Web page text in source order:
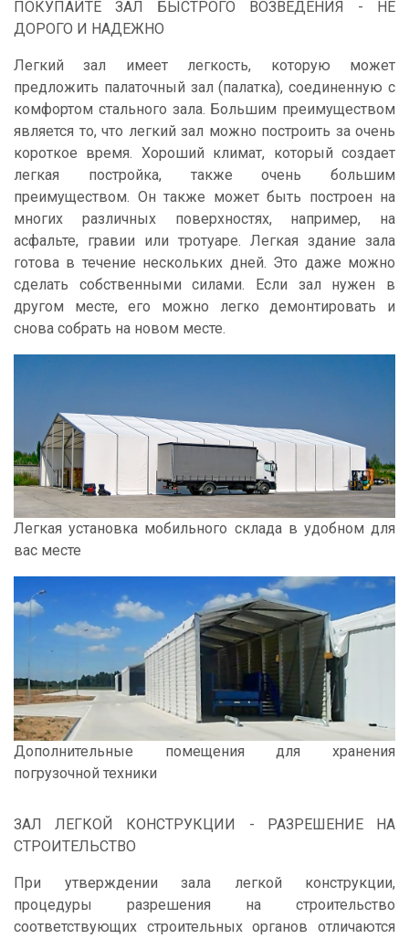
ПОКУПАЙТЕ ЗАЛ БЫСТРОГО ВОЗВЕДЕНИЯ - НЕ
ДОРОГО И НАДЕЖНО
Легкий зал имеет легкость, которую может
предложить палаточный зал (палатка), соединенную с
комфортом стального зала. Большим преимуществом
является то, что легкий зал можно построить за очень
короткое время. Хороший климат, который создает
легкая постройка, также очень большим
преимуществом. Он также может быть построен на
многих различных поверхностях, например, на
асфальте, гравии или тротуаре. Легкая здание зала
готова в течение нескольких дней. Это даже можно
сделать собственными силами. Если зал нужен в
другом месте, его можно легко демонтировать и
снова собрать на новом месте.
Легкая установка мобильного склада в удобном для
вас месте
Дополнительные помещения для хранения
погрузочной техники
ЗАЛ ЛЕГКОЙ КОНСТРУКЦИИ - РАЗРЕШЕНИЕ НА
СТРОИТЕЛЬСТВО
При утверждении зала легкой конструкции,
процедуры разрешения на строительство
соответствующих строительных органов отличаются